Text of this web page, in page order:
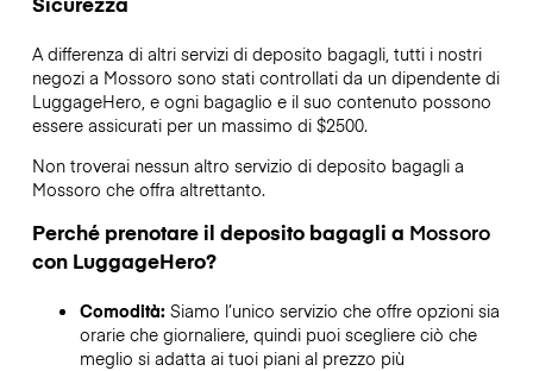
A differenza di altri servizi di deposito bagagli, tutti i nostri
negozi a Mossoro sono stati controllati da un dipendente di
LuggageHero, e ogni bagaglio e il suo contenuto possono
essere assicurati per un massimo di $2500.
Non troverai nessun altro servizio di deposito bagagli a
Mossoro che offra altrettanto.
Perché prenotare il deposito bagagli a Mossoro
con LuggageHero?
Comodità: Siamo l’unico servizio che offre opzioni sia
orarie che giornaliere, quindi puoi scegliere ciò che
meglio si adatta ai tuoi piani al prezzo più